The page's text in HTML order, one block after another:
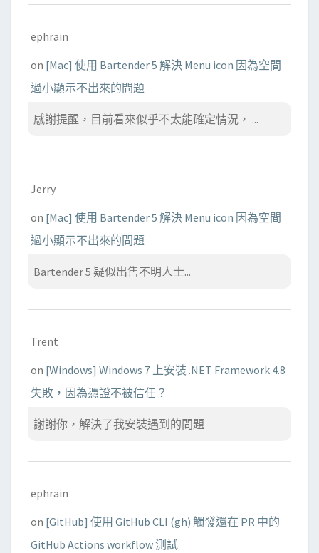
ephrain
on [Mac] 使用 Bartender 5 解決 Menu icon 因為空間
過小顯示不出來的問題
感謝提醒，目前看來似乎不太能確定情況， ...
Jerry
on [Mac] 使用 Bartender 5 解決 Menu icon 因為空間
過小顯示不出來的問題
Bartender 5 疑似出售不明人士...
Trent
on [Windows] Windows 7 上安裝 .NET Framework 4.8
失敗，因為憑證不被信任？
謝謝你，解決了我安裝遇到的問題
ephrain
on [GitHub] 使用 GitHub CLI (gh) 觸發還在 PR 中的
GitHub Actions workflow 測試